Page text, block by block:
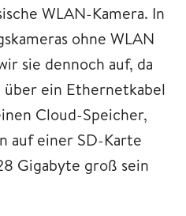
WLAN-Kamera. In
ohne WLAN
sie dennoch auf, da
über ein Ethernetkabel
Cloud-Speicher,
auf einer SD-Karte
Gigabyte groß sein